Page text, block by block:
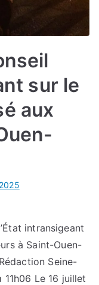
sur le
aux
intransigeant
à Saint-Ouen-
Seine-
Le 16 juillet